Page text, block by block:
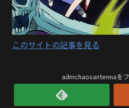
このサイトの記事を見る
admchaosantennaを